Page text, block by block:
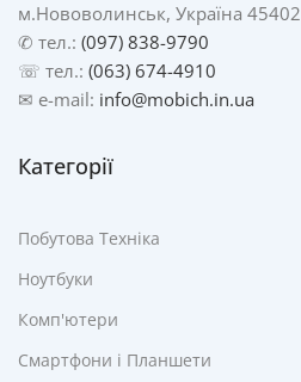
м.Нововолинськ, Україна 45402
✆ тел.: (097) 838-9790
☏ тел.: (063) 674-4910
✉ e-mail: info@mobich.in.ua
Категорії
Побутова Техніка
Ноутбуки
Комп'ютери
Смартфони і Планшети